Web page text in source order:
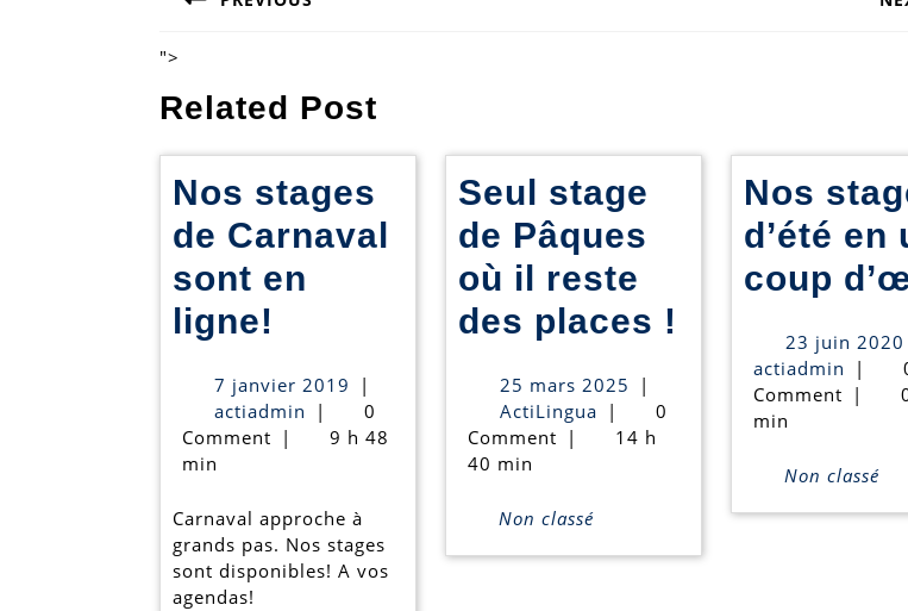
de
l’article
post:
">
Related Post
Nos stages
de Carnaval
sont en
ligne!
de
Carnaval
en
ligne!
7 janvier 2019
janvier
2019
|
actiadmin actiadmin
|
0
Comment |
9 h 48
min
Carnaval approche à
grands pas. Nos stages
sont disponibles! A vos
agendas!
Seul stage
de Pâques
où il reste
des places !
stage
25 mars 2025 25
mars
2025
|
ActiLinguaActiLingua
|
0
Comment |
14 h
40 min
Non classé
Nos
d’été en
coup
23 juin 2020
actiadmin
|
Comment |
min
Non classé